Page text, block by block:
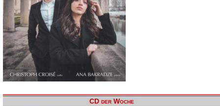
CD der Woche